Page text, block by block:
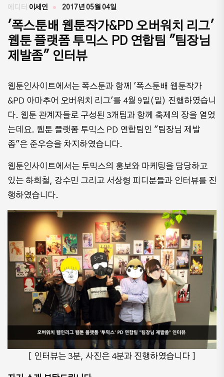
에디터 이세인 2017년 05월 04일
'폭스툰배 웹툰작가&PD 오버워치 리그'
웹툰 플랫폼 투믹스 PD 연합팀 "팀장님
제발좀" 인터뷰
웹툰인사이트에서는 폭스툰과 함께 '폭스툰배 웹툰작가
&PD 아마추어 오버워치 리그'를 4월 9일(일) 진행하였습니
다. 웹툰 관계자들로 구성된 3개팀과 함께 축제의 장을 열었
는데요. 웹툰 플랫폼 투믹스 PD 연합팀인 "팀장님 제발
좀"은 준우승을 차지하였습니다.
웹툰인사이트에서는 투믹스의 홍보와 마케팅을 담당하고
있는 하희철, 강수민 그리고 서상형 피디분들과 인터뷰를 진
행하였습니다.
[ 인터뷰는 3분, 사진은 4분과 진행하였습니다 ]